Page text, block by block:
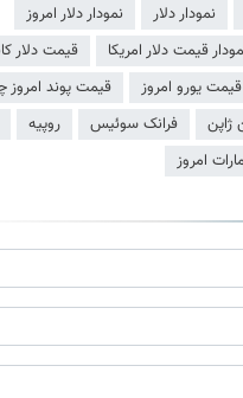
نمودار دلار
نمودار دلار امروز
قیمت دلار امریکا
قیمت دلار
قیمت یورو امروز
قیمت پوند امروز
ژاپن فرانک سوئیس روپیه
امروز